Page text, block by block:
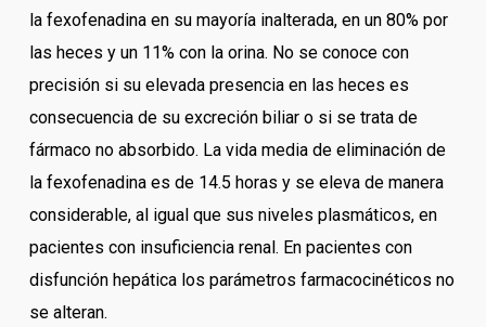
la fexofenadina en su mayoría inalterada, en un 80% por
las heces y un 11% con la orina. No se conoce con
precisión si su elevada presencia en las heces es
consecuencia de su excreción biliar o si se trata de
fármaco no absorbido. La vida media de eliminación de
la fexofenadina es de 14.5 horas y se eleva de manera
considerable, al igual que sus niveles plasmáticos, en
pacientes con insuficiencia renal. En pacientes con
disfunción hepática los parámetros farmacocinéticos no
se alteran.